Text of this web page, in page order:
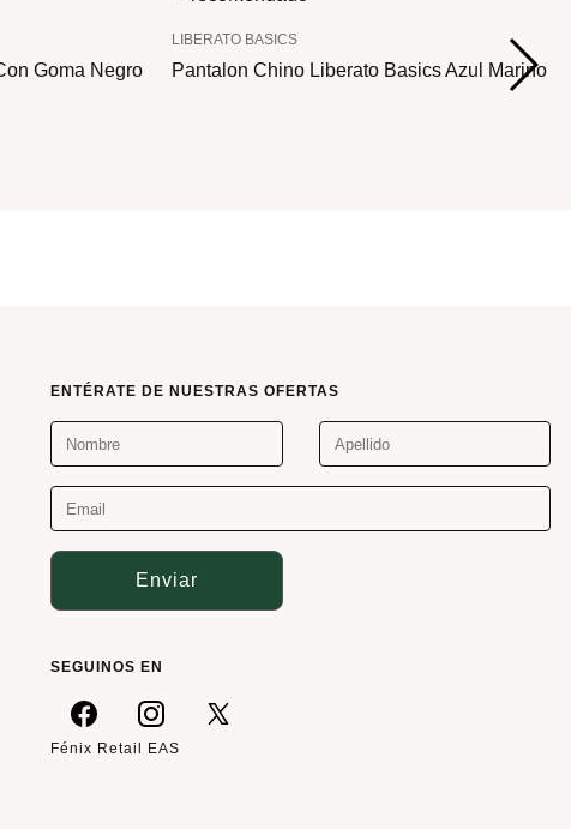
Goma Negro
LIBERATO BASICS
Pantalon Chino Liberato Basics Azul Marino
ENTÉRATE DE NUESTRAS OFERTAS
Enviar
SEGUINOS EN
Fénix Retail EAS